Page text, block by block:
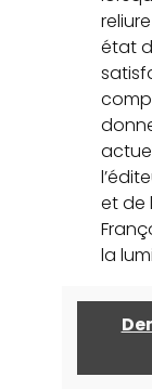
état
et de
la